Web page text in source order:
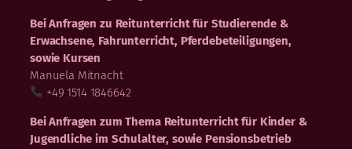
Bei Anfragen zu Reitunterricht für Studierende &
Erwachsene, Fahrunterricht, Pferdebeteiligungen,
sowie Kursen
Manuela Mitnacht
+49 1514 1846642
Bei Anfragen zum Thema Reitunterricht für Kinder &
Jugendliche im Schulalter, sowie Pensionsbetrieb